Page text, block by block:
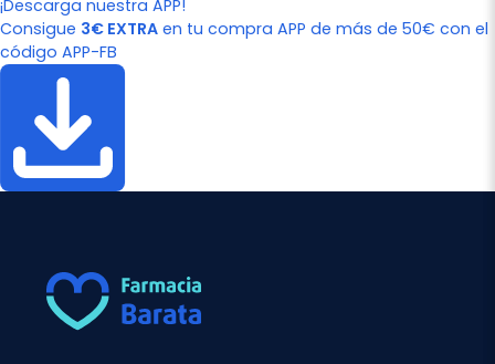
¡Descarga nuestra APP!
Consigue 3€ EXTRA en tu compra APP de más de 50€ con el
código APP-FB